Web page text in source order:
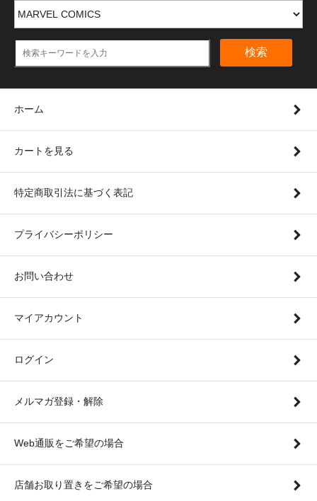
検索
ホーム
カートを見る
特定商取引法に基づく表記
プライバシーポリシー
お問い合わせ
マイアカウント
ログイン
メルマガ登録・解除
Web通販をご希望の場合
店舗お取り置きをご希望の場合